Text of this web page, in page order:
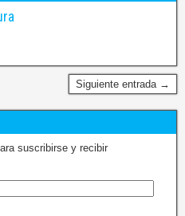
Siguiente entrada →
suscribirse y recibir